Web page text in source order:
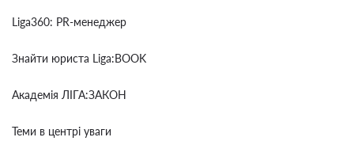
Liga360: PR-менеджер
Знайти юриста Liga:BOOK
Академія ЛІГА:ЗАКОН
Теми в центрі уваги